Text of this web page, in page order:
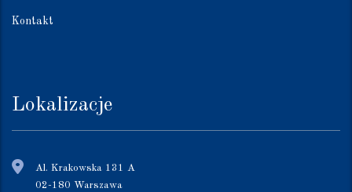
Kontakt
Lokalizacje
Al. Krakowska 131 A
02-180 Warszawa